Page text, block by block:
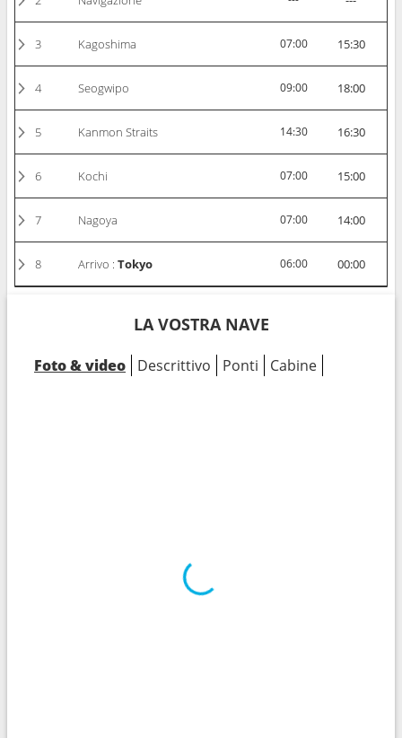
3 Kagoshima 07:00 15:30
4 Seogwipo 09:00 18:00
5 Kanmon Straits 14:30 16:30
6 Kochi 07:00 15:00
7 Nagoya 07:00 14:00
8 Arrivo :Tokyo 06:00 00:00
LA VOSTRA NAVE
Foto & video Descrittivo Ponti Cabine